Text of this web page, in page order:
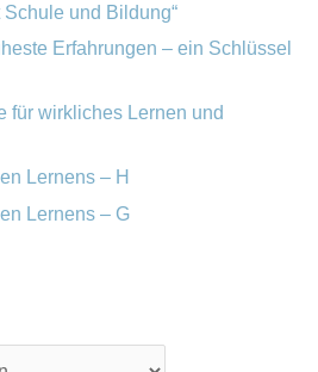
und Bildung“
Erfahrungen – ein Schlüssel
für wirkliches Lernen und
Lernens – H
Lernens – G